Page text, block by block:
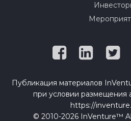
Публикация материалов
при условии размещения
https://
© 2010-2026 InVenture™